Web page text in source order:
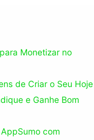
Monetizar no
de Criar o Seu Hoje
e Ganhe Bom
com